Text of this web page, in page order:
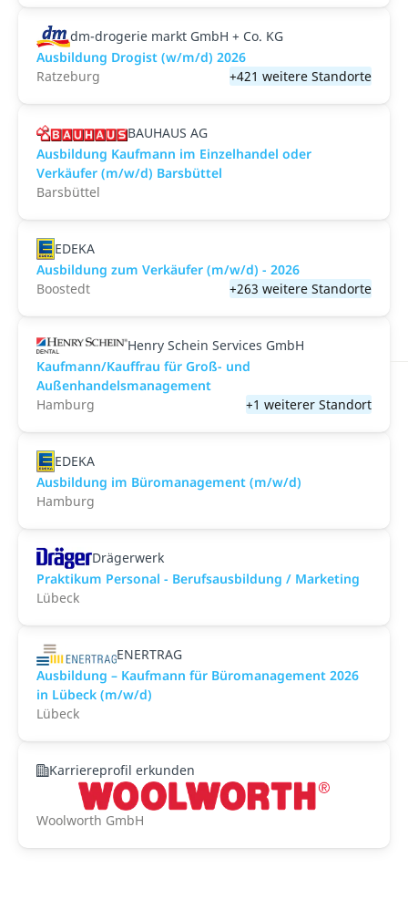
dm-drogerie markt GmbH + Co. KG
Ausbildung Drogist (w/m/d) 2026
Ratzeburg
+421 weitere Standorte
BAUHAUS AG
Ausbildung Kaufmann im Einzelhandel oder
Verkäufer (m/w/d) Barsbüttel
Barsbüttel
EDEKA
Ausbildung zum Verkäufer (m/w/d) - 2026
Boostedt
+263 weitere Standorte
Henry Schein Services GmbH
Kaufmann/Kauffrau für Groß- und
Außenhandelsmanagement
Hamburg
+1 weiterer Standort
EDEKA
Ausbildung im Büromanagement (m/w/d)
Hamburg
Drägerwerk
Praktikum Personal - Berufsausbildung / Marketing
Lübeck
ENERTRAG
Ausbildung – Kaufmann für Büromanagement 2026
in Lübeck (m/w/d)
Lübeck
Karriereprofil erkunden
Woolworth GmbH